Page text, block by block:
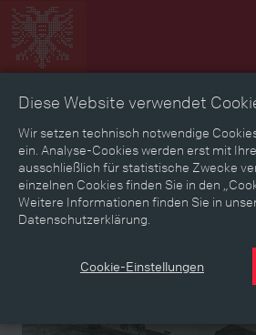
Zeitbild Zeitreise Landkarte
Mediathek Textmodus
Themen Zeiträume Aspekte
Diese Website verwendet
Wir setzen technisch notwendige
ein. Analyse-Cookies werden erst mit
ausschließlich für statistische Zwecke
einzelnen Cookies finden Sie in den
Weitere Informationen finden Sie in
Datenschutzerklärung.
Cookie-Einstellungen